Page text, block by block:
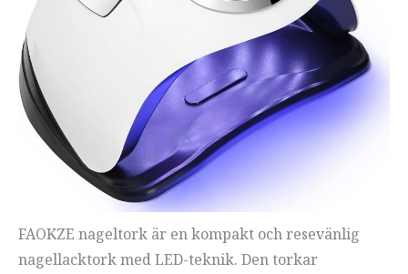
FAOKZE nageltork är en kompakt och resevänlig
nagellacktork med LED-teknik. Den torkar